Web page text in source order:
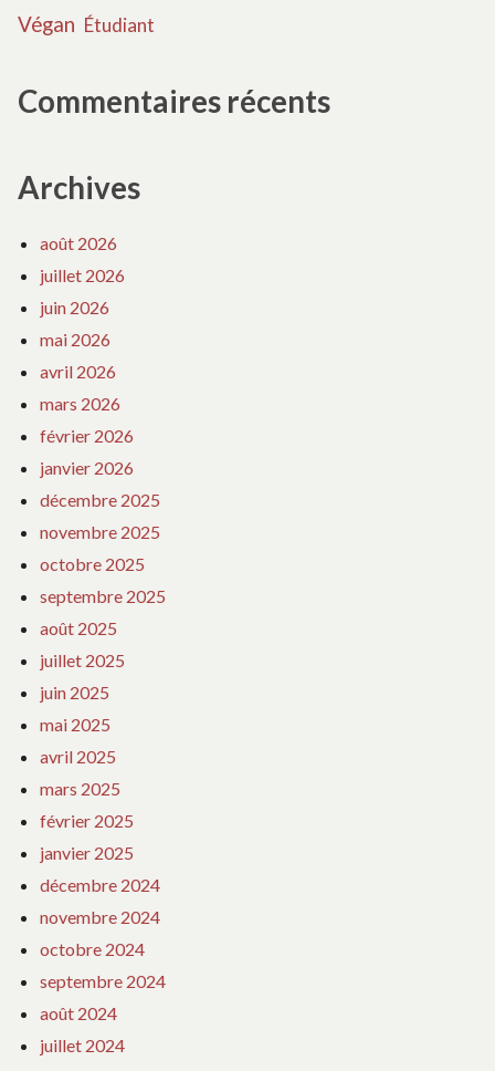
Végan Étudiant
Commentaires récents
Archives
août 2026
juillet 2026
juin 2026
mai 2026
avril 2026
mars 2026
février 2026
janvier 2026
décembre 2025
novembre 2025
octobre 2025
septembre 2025
août 2025
juillet 2025
juin 2025
mai 2025
avril 2025
mars 2025
février 2025
janvier 2025
décembre 2024
novembre 2024
octobre 2024
septembre 2024
août 2024
juillet 2024